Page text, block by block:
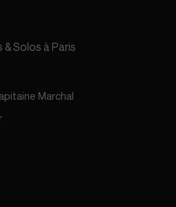
Solos à Paris
Marchal